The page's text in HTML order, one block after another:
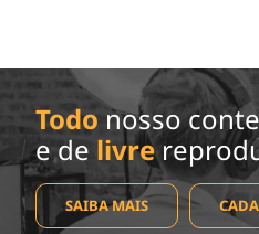
Todo nosso
e de livre
SAIBA MAIS